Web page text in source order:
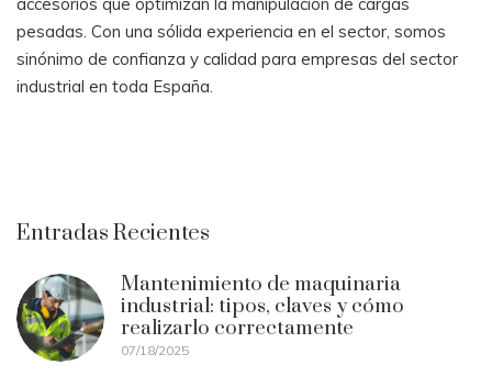
pesadas. Con una sólida experiencia en el sector, somos
sinónimo de confianza y calidad para empresas del sector
industrial en toda España.
Entradas Recientes
Mantenimiento de maquinaria
industrial: tipos, claves y cómo
realizarlo correctamente
07/18/2025